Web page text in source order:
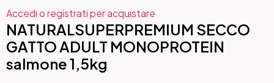
Accedi o registrati per acquistare
NATURALSUPERPREMIUM SECCO
GATTO ADULT MONOPROTEIN
salmone 1,5kg